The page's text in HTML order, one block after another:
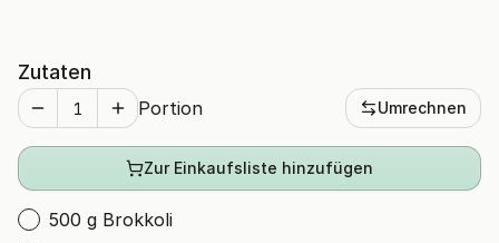
Zutaten
Portion Umrechnen
Zur Einkaufsliste hinzufügen
500 g Brokkoli